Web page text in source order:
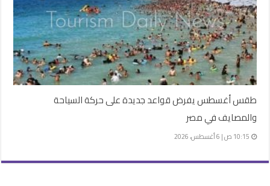
طقس أغسطس يفرض قواعد جديدة على حركة السياحة
والمصايف في مصر
10:15 ص | 6 أغسطس، 2026